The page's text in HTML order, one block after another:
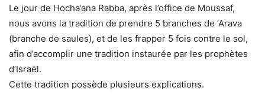
Le jour de Hocha’ana Rabba, après l’office de Moussaf,
nous avons la tradition de prendre 5 branches de ‘Arava
(branche de saules), et de les frapper 5 fois contre le sol,
afin d’accomplir une tradition instaurée par les prophètes
d’Israël.
Cette tradition possède plusieurs explications.